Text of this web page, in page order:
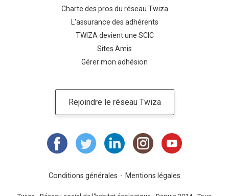
Charte des pros du réseau Twiza
L'assurance des adhérents
TWIZA devient une SCIC
Sites Amis
Gérer mon adhésion
Rejoindre le réseau Twiza
Conditions générales Mentions légales